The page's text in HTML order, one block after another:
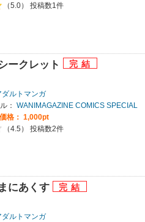
（5.0） 投稿数1件
ークレット
ダルトマンガ
： WANIMAGAZINE COMICS SPECIAL
価格： 1,000pt
（4.5） 投稿数2件
にあくす
ダルトマンガ